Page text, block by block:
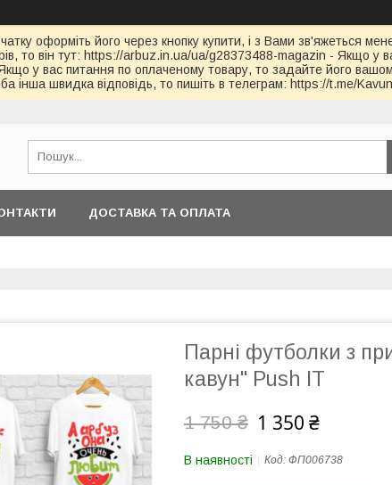
оформіть його через кнопку купити, і з Вами зв'яжеться
то він тут: https://arbuz.in.ua/ua/g28373488-magazin - Якщо у
у вас питання по оплаченому товару, то задайте його
інша швидка відповідь, то пишіть в телеграм: https://t.me/
ДОСТАВКА ТА ОПЛАТА
Парні футболки з
кавун" Push IT
1 750 ₴ 1 350 ₴
В наявності Код: ФП006738